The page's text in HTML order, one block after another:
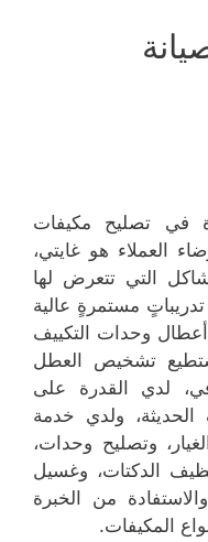
في تصليح مكيفات
العملاء هو غايتي،
التي تتعرض لها
مستمرةٍ عالية
وحدات التكييف
تشخيص العطل
لدي القدرة على
الحديثة، ولدي خدمة
وتصليح وحدات،
الدكتات، وغسيل
من الخبرة
المكيفات.